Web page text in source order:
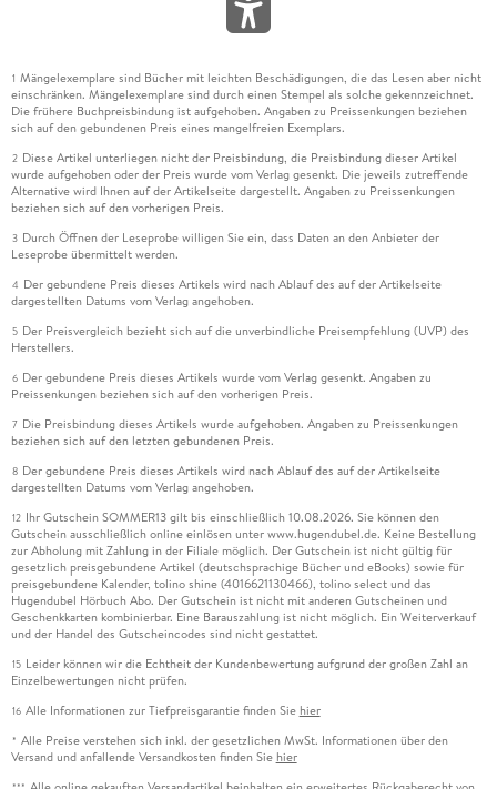
1 Mängelexemplare sind Bücher mit leichten Beschädigungen, die das Lesen aber nicht
einschränken. Mängelexemplare sind durch einen Stempel als solche gekennzeichnet.
Die frühere Buchpreisbindung ist aufgehoben. Angaben zu Preissenkungen beziehen
sich auf den gebundenen Preis eines mangelfreien Exemplars.
2 Diese Artikel unterliegen nicht der Preisbindung, die Preisbindung dieser Artikel
wurde aufgehoben oder der Preis wurde vom Verlag gesenkt. Die jeweils zutreffende
Alternative wird Ihnen auf der Artikelseite dargestellt. Angaben zu Preissenkungen
beziehen sich auf den vorherigen Preis.
3 Durch Öffnen der Leseprobe willigen Sie ein, dass Daten an den Anbieter der
Leseprobe übermittelt werden.
4 Der gebundene Preis dieses Artikels wird nach Ablauf des auf der Artikelseite
dargestellten Datums vom Verlag angehoben.
5 Der Preisvergleich bezieht sich auf die unverbindliche Preisempfehlung (UVP) des
Herstellers.
6 Der gebundene Preis dieses Artikels wurde vom Verlag gesenkt. Angaben zu
Preissenkungen beziehen sich auf den vorherigen Preis.
7 Die Preisbindung dieses Artikels wurde aufgehoben. Angaben zu Preissenkungen
beziehen sich auf den letzten gebundenen Preis.
8 Der gebundene Preis dieses Artikels wird nach Ablauf des auf der Artikelseite
dargestellten Datums vom Verlag angehoben.
12 Ihr Gutschein SOMMER13 gilt bis einschließlich 10.08.2026. Sie können den
Gutschein ausschließlich online einlösen unter www.hugendubel.de. Keine Bestellung
zur Abholung mit Zahlung in der Filiale möglich. Der Gutschein ist nicht gültig für
gesetzlich preisgebundene Artikel (deutschsprachige Bücher und eBooks) sowie für
preisgebundene Kalender, tolino shine (4016621130466), tolino select und das
Hugendubel Hörbuch Abo. Der Gutschein ist nicht mit anderen Gutscheinen und
Geschenkkarten kombinierbar. Eine Barauszahlung ist nicht möglich. Ein Weiterverkauf
und der Handel des Gutscheincodes sind nicht gestattet.
15 Leider können wir die Echtheit der Kundenbewertung aufgrund der großen Zahl an
Einzelbewertungen nicht prüfen.
16 Alle Informationen zur Tiefpreisgarantie finden Sie hier
* Alle Preise verstehen sich inkl. der gesetzlichen MwSt. Informationen über den
Versand und anfallende Versandkosten finden Sie hier